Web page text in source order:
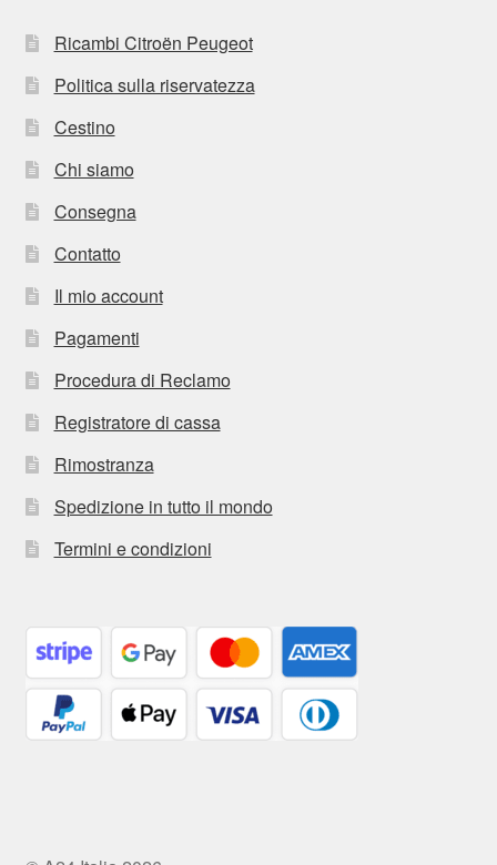
Ricambi Citroën Peugeot
Politica sulla riservatezza
Cestino
Chi siamo
Consegna
Contatto
Il mio account
Pagamenti
Procedura di Reclamo
Registratore di cassa
Rimostranza
Spedizione in tutto il mondo
Termini e condizioni